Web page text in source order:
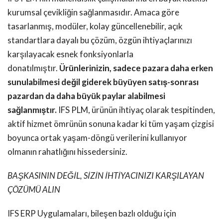
kurumsal çevikliğin sağlanmasıdır. Amaca göre
tasarlanmış, modüler, kolay güncellenebilir, açık
standartlara dayalı bu çözüm, özgün ihtiyaçlarınızı
karşılayacak esnek fonksiyonlarla
donatılmıştır. Ürünlerinizin, sadece pazara daha erken
sunulabilmesi değil giderek büyüyen satış-sonrası
pazardan da daha büyük paylar alabilmesi
sağlanmıştır. IFS PLM, ürünün ihtiyaç olarak tespitinden,
aktif hizmet ömrünün sonuna kadar ki tüm yaşam çizgisi
boyunca ortak yaşam-döngü verilerini kullanıyor
olmanın rahatlığını hissedersiniz.
BAŞKASININ DEĞİL, SİZİN İHTİYACINIZI KARŞILAYAN
ÇÖZÜMÜ ALIN
IFS ERP Uygulamaları, bileşen bazlı olduğu için